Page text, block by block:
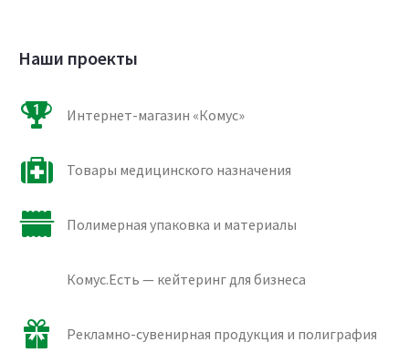
Наши проекты
Интернет-магазин «Комус»
Товары медицинского назначения
Полимерная упаковка и материалы
Комус.Есть — кейтеринг для бизнеса
Рекламно-сувенирная продукция и полиграфия